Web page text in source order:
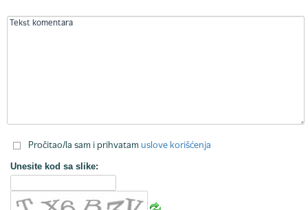
Pročitao/la sam i prihvatam uslove korišćenja
Unesite kod sa slike: